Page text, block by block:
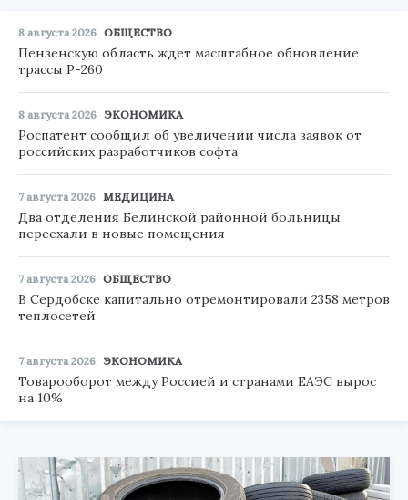
8 августа 2026 ОБЩЕСТВО
Пензенскую область ждет масштабное обновление
трассы Р-260
8 августа 2026 ЭКОНОМИКА
Роспатент сообщил об увеличении числа заявок от
российских разработчиков софта
7 августа 2026 МЕДИЦИНА
Два отделения Белинской районной больницы
переехали в новые помещения
7 августа 2026 ОБЩЕСТВО
В Сердобске капитально отремонтировали 2358 метров
теплосетей
7 августа 2026 ЭКОНОМИКА
Товарооборот между Россией и странами ЕАЭС вырос
на 10%